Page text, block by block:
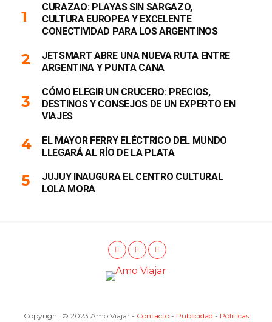
CURAZAO: PLAYAS SIN SARGAZO,
CULTURA EUROPEA Y EXCELENTE
CONECTIVIDAD PARA LOS ARGENTINOS
JETSMART ABRE UNA NUEVA RUTA ENTRE
ARGENTINA Y PUNTA CANA
CÓMO ELEGIR UN CRUCERO: PRECIOS,
DESTINOS Y CONSEJOS DE UN EXPERTO EN
VIAJES
EL MAYOR FERRY ELÉCTRICO DEL MUNDO
LLEGARÁ AL RÍO DE LA PLATA
JUJUY INAUGURA EL CENTRO CULTURAL
LOLA MORA
Copyright © 2023 Amo Viajar - Contacto- Publicidad - Póliticas